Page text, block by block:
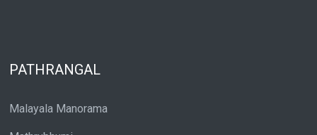
PATHRANGAL
Malayala Manorama